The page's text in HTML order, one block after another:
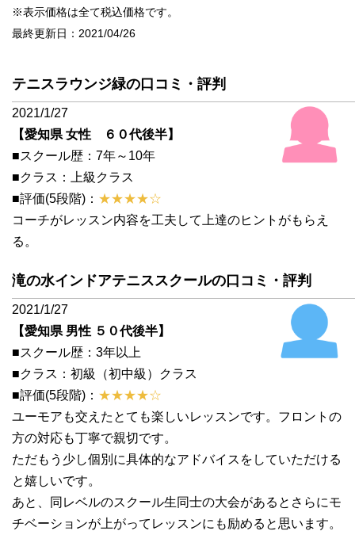
※表示価格は全て税込価格です。
最終更新日：2021/04/26
テニスラウンジ緑の口コミ・評判
2021/1/27
【愛知県 女性 ６０代後半】
■スクール歴：7年～10年
■クラス：上級クラス
■評価(5段階)： ★★★★☆
コーチがレッスン内容を工夫して上達のヒントがもらえ
る。
滝の水インドアテニススクールの口コミ・評判
2021/1/27
【愛知県 男性 ５０代後半】
■スクール歴：3年以上
■クラス：初級（初中級）クラス
■評価(5段階)： ★★★★☆
ユーモアも交えたとても楽しいレッスンです。フロントの
方の対応も丁寧で親切です。
ただもう少し個別に具体的なアドバイスをしていただける
と嬉しいです。
あと、同レベルのスクール生同士の大会があるとさらにモ
チベーションが上がってレッスンにも励めると思います。